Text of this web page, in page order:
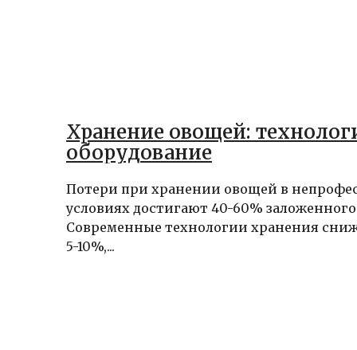
Хранение овощей:
оборудование
Потери при хранении овощей в
условиях достигают 40-60%
Современные технологии хранения
5-10%,...